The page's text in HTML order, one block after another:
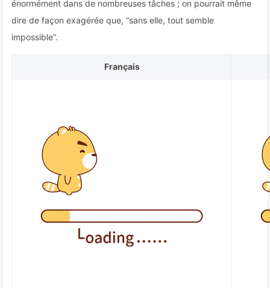
énormément dans de nombreuses tâches ; on pourrait même
dire de façon exagérée que, “sans elle, tout semble
impossible”.
Français